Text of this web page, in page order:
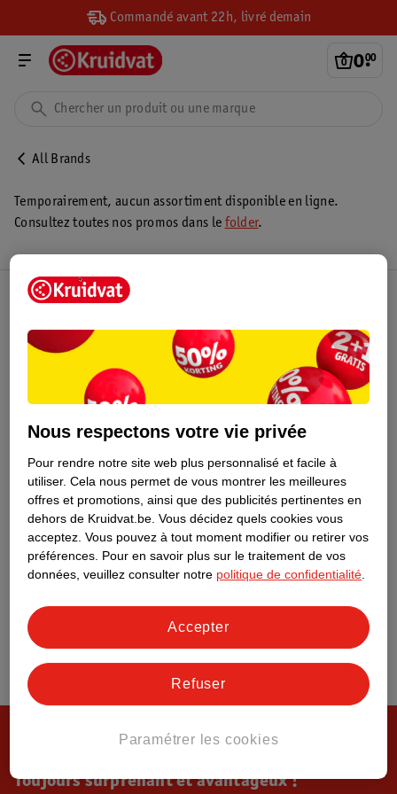
Commandé avant 22h, livré demain
0.
00
All Brands
Temporairement, aucun assortiment disponible en ligne.
Consultez toutes nos promos dans le folder.
Toujours surprenant et avantageux !
Nous respectons votre vie privée
Pour rendre notre site web plus personnalisé et facile à
utiliser. Cela nous permet de vous montrer les meilleures
offres et promotions, ainsi que des publicités pertinentes en
dehors de Kruidvat.be. Vous décidez quels cookies vous
acceptez. Vous pouvez à tout moment modifier ou retirer vos
préférences. Pour en savoir plus sur le traitement de vos
données, veuillez consulter notre politique de confidentialité
Paramétrer les cookies
Refuser
Accepter